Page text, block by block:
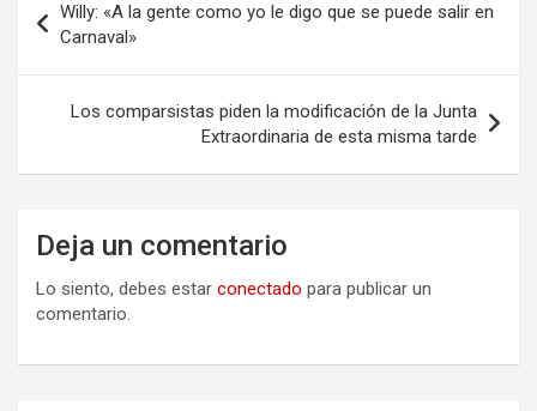
de
entradas
Willy: «A la gente como yo le digo que se puede salir en
Carnaval»
Los comparsistas piden la modificación de la Junta
Extraordinaria de esta misma tarde
Deja un comentario
Lo siento, debes estar conectado para publicar un
comentario.